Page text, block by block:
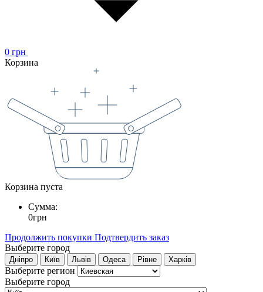
0 грн
Корзина
Корзина пуста
Сумма:
0грн
Продолжить покупки Подтвердить заказ
Выберите город
Дніпро Київ Львів Одеса Рівне Харків
Выберите регион
Выберите город